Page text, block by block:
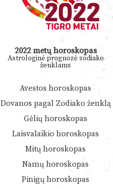
2022 metų horoskopas
Astrologinė prognozė zodiako
ženklams
Avestos horoskopas
Dovanos pagal Zodiako ženklą
Gėlių horoskopas
Laisvalaikio horoskopas
Mitų horoskopas
Namų horoskopas
Pinigų horoskopas